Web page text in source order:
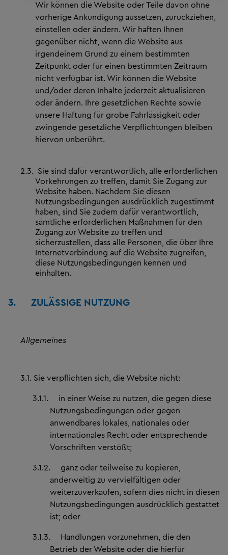
Wir können die Website oder Teile davon ohne
vorherige Ankündigung aussetzen, zurückziehen,
einstellen oder ändern. Wir haften Ihnen
gegenüber nicht, wenn die Website aus
irgendeinem Grund zu einem bestimmten
Zeitpunkt oder für einen bestimmten Zeitraum
nicht verfügbar ist. Wir können die Website
und/oder deren Inhalte jederzeit aktualisieren
oder ändern. Ihre gesetzlichen Rechte sowie
unsere Haftung für grobe Fahrlässigkeit oder
zwingende gesetzliche Verpflichtungen bleiben
hiervon unberührt.
2.3. Sie sind dafür verantwortlich, alle erforderlichen
Vorkehrungen zu treffen, damit Sie Zugang zur
Website haben. Nachdem Sie diesen
Nutzungsbedingungen ausdrücklich zugestimmt
haben, sind Sie zudem dafür verantwortlich,
sämtliche erforderlichen Maßnahmen für den
Zugang zur Website zu treffen und
sicherzustellen, dass alle Personen, die über Ihre
Internetverbindung auf die Website zugreifen,
diese Nutzungsbedingungen kennen und
einhalten.
3. ZULÄSSIGE NUTZUNG
Allgemeines
3.1. Sie verpflichten sich, die Website nicht:
3.1.1. in einer Weise zu nutzen, die gegen diese
Nutzungsbedingungen oder gegen
anwendbares lokales, nationales oder
internationales Recht oder entsprechende
Vorschriften verstößt;
3.1.2. ganz oder teilweise zu kopieren,
anderweitig zu vervielfältigen oder
weiterzuverkaufen, sofern dies nicht in diesen
Nutzungsbedingungen ausdrücklich gestattet
ist; oder
3.1.3. Handlungen vorzunehmen, die den
Betrieb der Website oder die hierfür